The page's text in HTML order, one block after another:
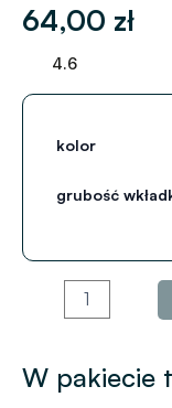
64,00 zł
4.6
kolor
grubość
W pakiecie